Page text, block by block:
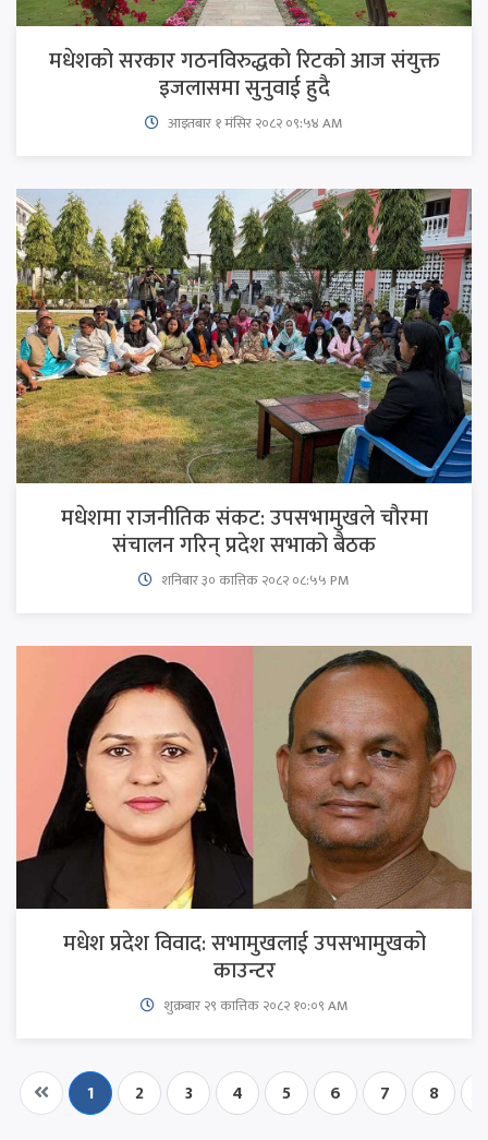
मधेशको सरकार गठनविरुद्धको रिटको आज संयुक्त
इजलासमा सुनुवाई हुदै
आइतबार​ १ मंसिर २०८२ ०९:५४ AM
मधेशमा राजनीतिक संकट: उपसभामुखले चौरमा
संचालन गरिन् प्रदेश सभाको बैठक
शनिबार ३० कात्तिक २०८२ ०८:५५ PM
मधेश प्रदेश विवाद: सभामुखलाई उपसभामुखको
काउन्टर
शुक्रबार​ २९ कात्तिक २०८२ १०:०९ AM
1 2 3 4 5 6 7 8